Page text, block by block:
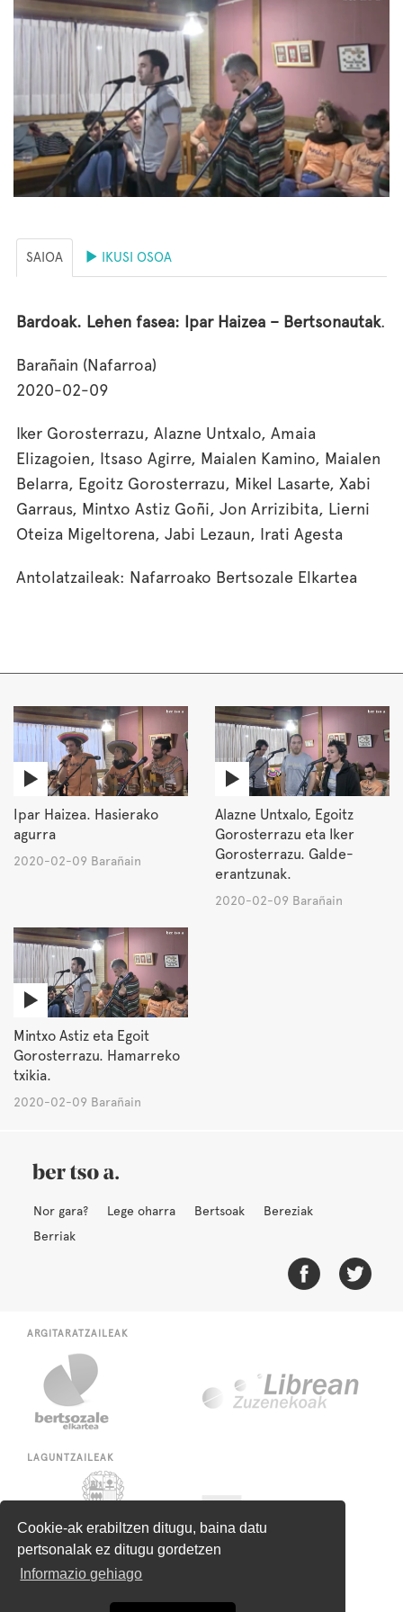
Cookie-ak erabiltzen ditugu, baina datu
pertsonalak ez ditugu gordetzen
Informazio gehiago
SAIOA IKUSI OSOA
Bardoak. Lehen fasea: Ipar Haizea – Bertsonautak.
Barañain (Nafarroa)
2020-02-09
Iker Gorosterrazu, Alazne Untxalo, Amaia
Elizagoien, Itsaso Agirre, Maialen Kamino, Maialen
Belarra, Egoitz Gorosterrazu, Mikel Lasarte, Xabi
Garraus, Mintxo Astiz Goñi, Jon Arrizibita, Lierni
Oteiza Migeltorena, Jabi Lezaun, Irati Agesta
Antolatzaileak: Nafarroako Bertsozale Elkartea
Ipar Haizea. Hasierako
agurra
2020-02-09 Barañain
Alazne Untxalo, Egoitz
Gorosterrazu eta Iker
Gorosterrazu. Galde-
erantzunak.
2020-02-09 Barañain
Mintxo Astiz eta Egoit
Gorosterrazu. Hamarreko
txikia.
2020-02-09 Barañain
Nor gara? Lege oharra Bertsoak
Bereziak
Berriak
ARGITARATZAILEAK
LAGUNTZAILEAK